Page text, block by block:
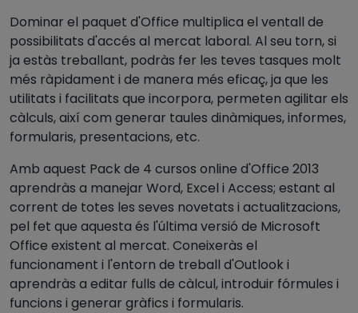
Dominar el paquet d'Office multiplica el ventall de
possibilitats d'accés al mercat laboral. Al seu torn, si
ja estàs treballant, podràs fer les teves tasques molt
més ràpidament i de manera més eficaç, ja que les
utilitats i facilitats que incorpora, permeten agilitar els
càlculs, així com generar taules dinàmiques, informes,
formularis, presentacions, etc.
Amb aquest Pack de 4 cursos online d'Office 2013
aprendràs a manejar Word, Excel i Access; estant al
corrent de totes les seves novetats i actualitzacions,
pel fet que aquesta és l'última versió de Microsoft
Office existent al mercat. Coneixeràs el
funcionament i l'entorn de treball d'Outlook i
aprendràs a editar fulls de càlcul, introduir fórmules i
funcions i generar gràfics i formularis.